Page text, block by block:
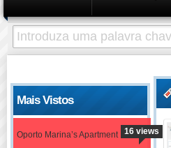
Mais Vistos
Oporto Marina’s Apartment 16 views